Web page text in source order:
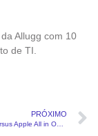
Allugg com 10
de TI.
PRÓXIMO
PC All in One versus Apple All in One: Uma Batalha de Titãs Tecnológicos